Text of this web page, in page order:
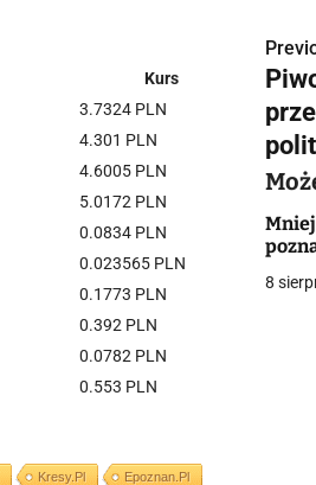
N
a
w
i
g
a
8
Kurs
3.7324 PLN
4.301 PLN
4.6005 PLN
5.0172 PLN
0.0834 PLN
0.023565 PLN
0.1773 PLN
0.392 PLN
0.0782 PLN
0.553 PLN
Kresy.pl Epoznan.pl